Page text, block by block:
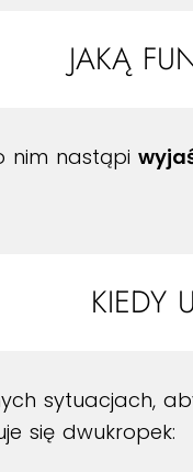
JAKĄ
nim nastąpi
KIEDY
sytuacjach,
się dwukropek: